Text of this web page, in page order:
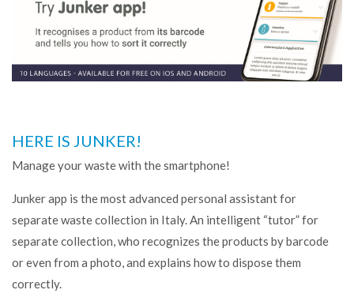
HERE IS JUNKER!
Manage your waste with the smartphone!
Junker app is the most advanced personal assistant for
separate waste collection in Italy. An intelligent “tutor” for
separate collection, who recognizes the products by barcode
or even from a photo, and explains how to dispose them
correctly.